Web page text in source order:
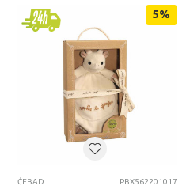
5%
ĆEBAD PBX562201017